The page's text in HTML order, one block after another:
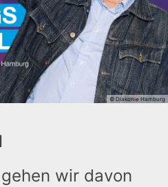
© Diakonie Hamburg
wir davon